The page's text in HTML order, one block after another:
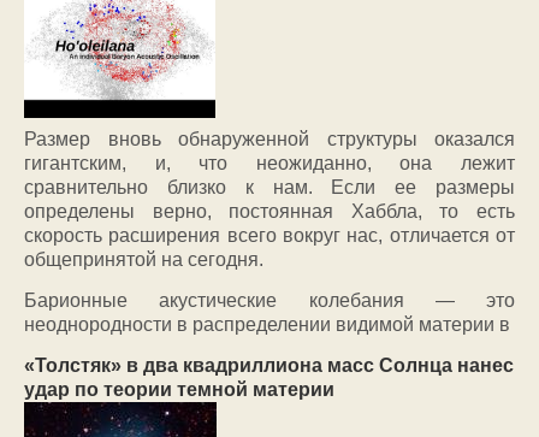
Размер вновь обнаруженной структуры оказался
гигантским, и, что неожиданно, она лежит
сравнительно близко к нам. Если ее размеры
определены верно, постоянная Хаббла, то есть
скорость расширения всего вокруг нас, отличается от
общепринятой на сегодня.
Барионные акустические колебания — это
неоднородности в распределении видимой материи в
«Толстяк» в два квадриллиона масс Солнца нанес
удар по теории темной материи